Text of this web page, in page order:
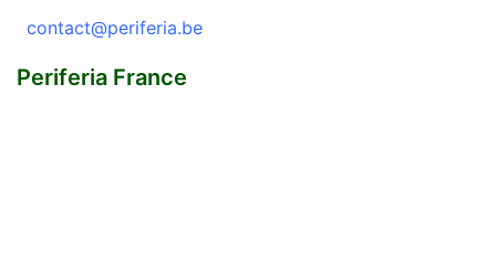
contact@periferia.be
Periferia France